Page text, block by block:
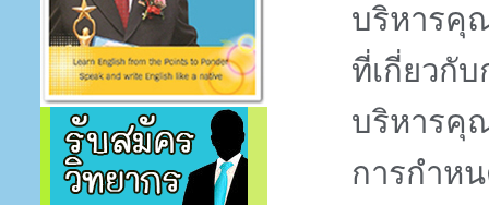
บริหารคุ
ที่เกี่ยวกั
บริหารคุ
การกำห